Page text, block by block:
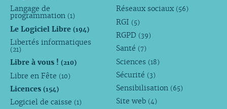
Langage de
programmation (1)
Le Logiciel Libre (194)
Libertés informatiques
(21)
Libre à vous ! (210)
Libre en Fête (10)
Licences (154)
Logiciel de caisse (1)
Réseaux sociaux (56)
RGI (5)
RGPD (39)
Santé (7)
Sciences (18)
Sécurité (3)
Sensibilisation (65)
Site web (4)